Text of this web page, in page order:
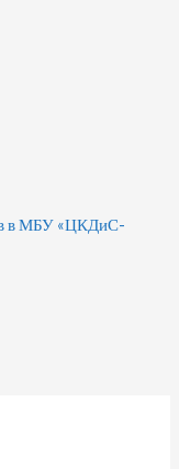
в МБУ «ЦКДиС-